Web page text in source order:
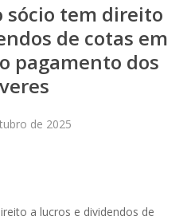
sócio tem direito
de cotas em
pagamento dos
de 2025
a lucros e dividendos de